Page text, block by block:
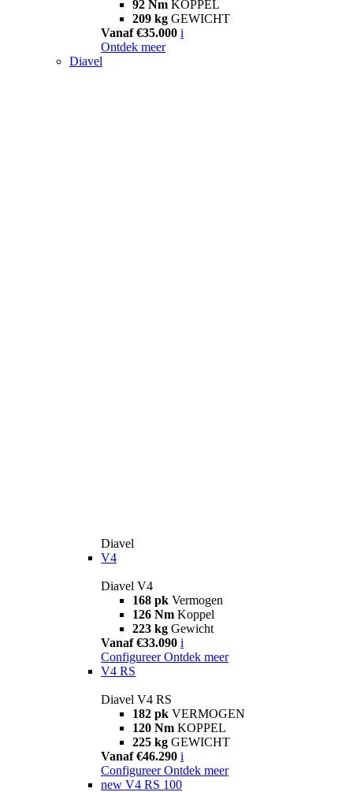
92 Nm KOPPEL
209 kg GEWICHT
Vanaf €35.000 i
Ontdek meer
Diavel
Diavel
V4
Diavel V4
168 pk Vermogen
126 Nm Koppel
223 kg Gewicht
Vanaf €33.090 i
Configureer Ontdek meer
V4 RS
Diavel V4 RS
182 pk VERMOGEN
120 Nm KOPPEL
225 kg GEWICHT
Vanaf €46.290 i
Configureer Ontdek meer
new V4 RS 100